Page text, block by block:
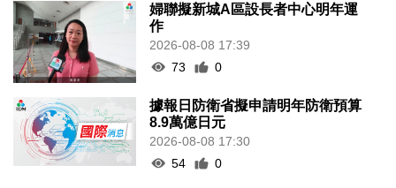
婦聯擬新城A區設長者中心明年運
作
2026-08-08 17:39
73
0
據報日防衛省擬申請明年防衛預算
8.9萬億日元
2026-08-08 17:30
54
0